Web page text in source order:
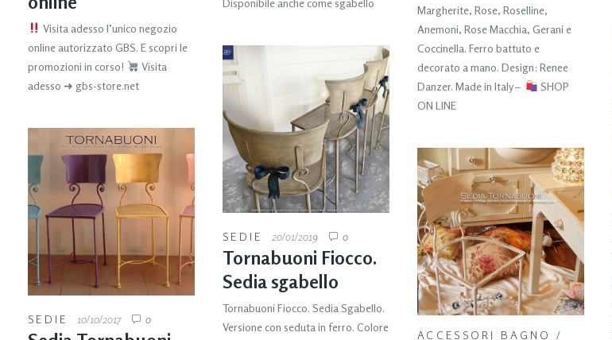
Visita adesso l’unico negozio
online autorizzato GBS. E scopri le
promozioni in corso!
Visita
adesso ➜ gbs-store.net
Margherite, Rose, Roselline,
Anemoni, Rose Macchia, Gerani e
Coccinella. Ferro battuto e
decorato a mano. Design: Renee
Danzer. Made in Italy –
SHOP
ON LINE
SEDIE 20/01/2019 0
Tornabuoni Fiocco.
Sedia sgabello
Tornabuoni Fiocco. Sedia Sgabello.
Versione con seduta in ferro. Colore
SEDIE 10/10/2017 0
ACCESSORI BAGNO
/